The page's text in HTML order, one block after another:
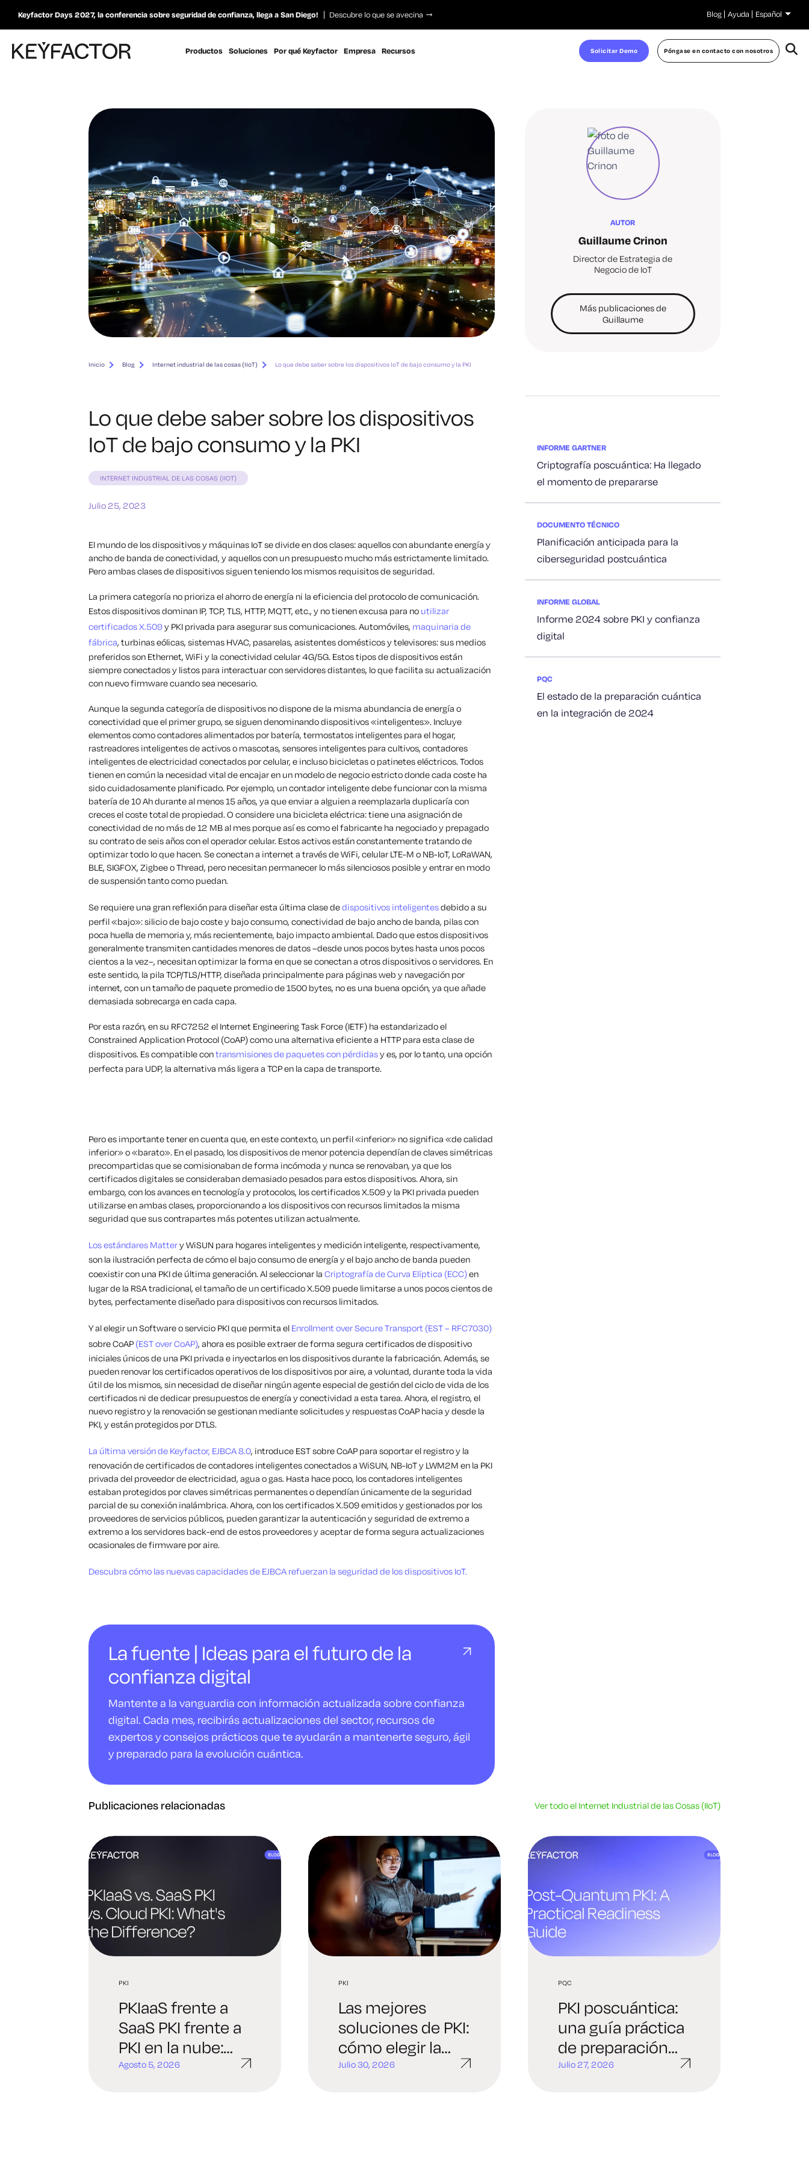
Keyfactor Days 2027, la conferencia sobre seguridad de confianza, llega a San Diego! Descubre lo que se avecina Blog Ayuda Español
Productos Soluciones Por qué Keyfactor Empresa Recursos Solicitar Demo Póngase en contacto con nosotros
Inicio Blog Internet industrial de las cosas (IIoT) Lo que debe saber sobre los dispositivos IoT de bajo consumo y la PKI
Lo que debe saber sobre los dispositivos
IoT de bajo consumo y la PKI
INTERNET INDUSTRIAL DE LAS COSAS (IIOT)
Julio 25, 2023
El mundo de los dispositivos y máquinas IoT se divide en dos clases: aquellos con abundante energía y
ancho de banda de conectividad, y aquellos con un presupuesto mucho más estrictamente limitado.
Pero ambas clases de dispositivos siguen teniendo los mismos requisitos de seguridad.
La primera categoría no prioriza el ahorro de energía ni la eficiencia del protocolo de comunicación.
Estos dispositivos dominan IP, TCP, TLS, HTTP, MQTT, etc., y no tienen excusa para no utilizar
certificados X.509y PKI privada para asegurar sus comunicaciones. Automóviles, maquinaria de
fábrica, turbinas eólicas, sistemas HVAC, pasarelas, asistentes domésticos y televisores: sus medios
preferidos son Ethernet, WiFi y la conectividad celular 4G/5G. Estos tipos de dispositivos están
siempre conectados y listos para interactuar con servidores distantes, lo que facilita su actualización
con nuevo firmware cuando sea necesario.
Aunque la segunda categoría de dispositivos no dispone de la misma abundancia de energía o
conectividad que el primer grupo, se siguen denominando dispositivos «inteligentes». Incluye
elementos como contadores alimentados por batería, termostatos inteligentes para el hogar,
rastreadores inteligentes de activos o mascotas, sensores inteligentes para cultivos, contadores
inteligentes de electricidad conectados por celular, e incluso bicicletas o patinetes eléctricos. Todos
tienen en común la necesidad vital de encajar en un modelo de negocio estricto donde cada coste ha
sido cuidadosamente planificado. Por ejemplo, un contador inteligente debe funcionar con la misma
batería de 10 Ah durante al menos 15 años, ya que enviar a alguien a reemplazarla duplicaría con
creces el coste total de propiedad. O considere una bicicleta eléctrica: tiene una asignación de
conectividad de no más de 12 MB al mes porque así es como el fabricante ha negociado y prepagado
su contrato de seis años con el operador celular. Estos activos están constantemente tratando de
optimizar todo lo que hacen. Se conectan a internet a través de WiFi, celular LTE-M o NB-IoT, LoRaWAN,
BLE, SIGFOX, Zigbee o Thread, pero necesitan permanecer lo más silenciosos posible y entrar en modo
de suspensión tanto como puedan.
Se requiere una gran reflexión para diseñar esta última clase dedispositivos inteligentesdebido a su
perfil «bajo»: silicio de bajo coste y bajo consumo, conectividad de bajo ancho de banda, pilas con
poca huella de memoria y, más recientemente, bajo impacto ambiental. Dado que estos dispositivos
generalmente transmiten cantidades menores de datos –desde unos pocos bytes hasta unos pocos
cientos a la vez–, necesitan optimizar la forma en que se conectan a otros dispositivos o servidores. En
este sentido, la pila TCP/TLS/HTTP, diseñada principalmente para páginas web y navegación por
internet, con un tamaño de paquete promedio de 1500 bytes, no es una buena opción, ya que añade
demasiada sobrecarga en cada capa.
Por esta razón, en su RFC7252 el Internet Engineering Task Force (IETF) ha estandarizadoel
Constrained Application Protocol (CoAP)como una alternativa eficiente a HTTP para esta clase de
dispositivos. Escompatiblecontransmisiones de paquetes con pérdidasyes, por lo tanto, una opción
perfecta para UDP, la alternativa más ligera a TCP en la capa de transporte.
Pero es importante tener en cuenta que, en este contexto, un perfil «inferior» no significa «de calidad
inferior» o «barato». En el pasado, los dispositivos de menor potencia dependían de claves simétricas
precompartidas que se comisionaban de forma incómoda y nunca se renovaban, ya que los
certificados digitales se consideraban demasiado pesados para estos dispositivos. Ahora, sin
embargo, con los avances en tecnología y protocolos, los certificados X.509 y la PKI privada pueden
utilizarse en ambas clases, proporcionando a los dispositivos con recursos limitados la misma
seguridad que sus contrapartes más potentes utilizan actualmente.
Los estándares Mattery WiSUN para hogares inteligentes y medición inteligente, respectivamente,
son la ilustración perfecta de cómo el bajo consumo de energía y el bajo ancho de banda pueden
coexistir con una PKI de última generación. Al seleccionar la Criptografía de Curva Elíptica (ECC)en
lugar de la RSA tradicional, el tamaño de un certificado X.509 puede limitarse a unos pocos cientos de
bytes, perfectamente diseñado para dispositivos con recursos limitados.
Y al elegir un Software o servicio PKI que permita el Enrollment over Secure Transport (EST – RFC7030)
sobre CoAP (EST over CoAP), ahora es posible extraer de forma segura certificados de dispositivo
iniciales únicos de una PKI privada e inyectarlos en los dispositivos durante la fabricación. Además, se
pueden renovar los certificados operativos de los dispositivos por aire, a voluntad, durante toda la vida
útil de los mismos, sin necesidad de diseñar ningún agente especial de gestión del ciclo de vida de los
certificados ni de dedicar presupuestos de energía y conectividad a esta tarea. Ahora, el registro, el
nuevo registro y la renovación se gestionan mediante solicitudes y respuestas CoAP hacia y desde la
PKI, y están protegidos por DTLS.
La última versión de Keyfactor, EJBCA 8.0, introduce EST sobre CoAP para soportar el registro y la
renovación de certificados de contadores inteligentes conectados a WiSUN, NB-IoT y LWM2M en la PKI
privada del proveedor de electricidad, agua o gas. Hasta hace poco, los contadores inteligentes
estaban protegidos por claves simétricas permanentes o dependían únicamente de la seguridad
parcial de su conexión inalámbrica. Ahora, con los certificados X.509 emitidos y gestionados por los
proveedores de servicios públicos, pueden garantizar la autenticación y seguridad de extremo a
extremo a los servidores back-end de estos proveedores y aceptar de forma segura actualizaciones
ocasionales de firmware por aire.
Descubra cómo las nuevas capacidades de EJBCA refuerzan la seguridad de los dispositivos IoT.
La fuente | Ideas para el futuro de la
confianza digital
Mantente a la vanguardia con información actualizada sobre confianza
digital. Cada mes, recibirás actualizaciones del sector, recursos de
expertos y consejos prácticos que te ayudarán a mantenerte seguro, ágil
y preparado para la evolución cuántica.
AUTOR
Guillaume Crinon
Director de Estrategia de
Negocio de IoT
Más publicaciones de
Guillaume
INFORME GARTNER
Criptografía poscuántica: Ha llegado
el momento de prepararse
DOCUMENTO TÉCNICO
Planificación anticipada para la
ciberseguridad postcuántica
INFORME GLOBAL
Informe 2024 sobre PKI y confianza
digital
PQC
El estado de la preparación cuántica
en la integración de 2024
Publicaciones relacionadas Ver todo el Internet Industrial de las Cosas (IIoT)
PKI
PKIaaS frente a
SaaS PKI frente a
PKI en la nube:
¿cuál es la
Agosto 5, 2026
PKI
Las mejores
soluciones de PKI:
cómo elegir la
plataforma
Julio 30, 2026
PQC
PKI poscuántica:
una guía práctica
de preparación
para los equipos
Julio 27, 2026